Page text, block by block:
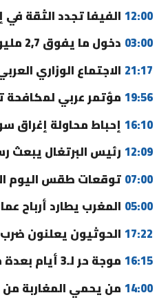
12:00 الفيفا تجدد الثقة في
03:00 دخول ما يفوق 2,7 مليون من الجالية
21:17 الاجتماع الوزاري
19:56 مؤتمر عربي لمكافحة
16:10 إحباط محاولة إغراق
12:09 رئيس البرتغال يبعث
07:00 توقعات طقس اليوم
05:00 المغرب يطارد أرباح
17:22 الحوثيون يعلنون
16:15 موجة حر لـ3 أيام بعدة مناطق
14:00 من يحمي المغاربة من